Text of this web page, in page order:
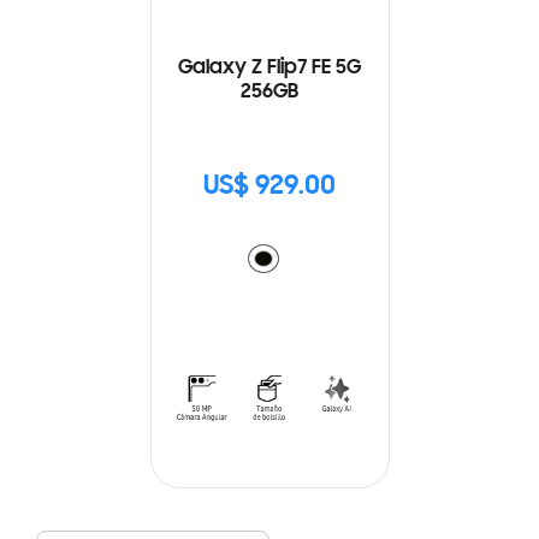
Galaxy Z Flip7 FE 5G
256GB
US$ 929.00